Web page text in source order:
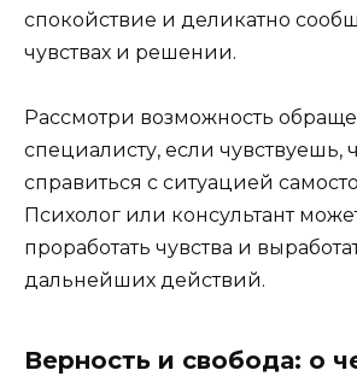
спокойствие и деликатно
чувствах и решении.
Рассмотри возможность
специалисту, если чувствуешь,
справиться с ситуацией
Психолог или консультант
проработать чувства и
дальнейших действий.
Верность и свобода: о